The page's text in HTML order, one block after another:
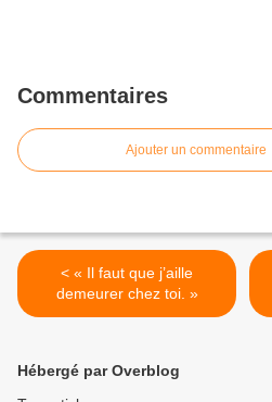
Commentaires
Ajouter un commentaire
< « Il faut que j’aille
demeurer chez toi. »
Hébergé par Overblog